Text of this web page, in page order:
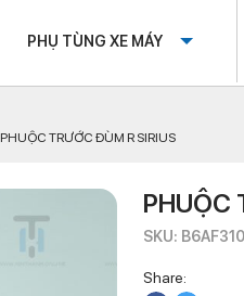
PHỤ TÙNG XE MÁY
PHUỘC TRƯỚC ĐÙM R SIRIUS
PHUỘC
SKU:
Share: